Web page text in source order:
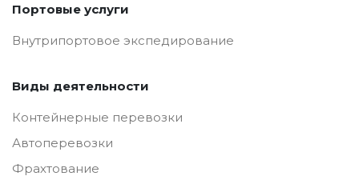
Портовые услуги
Внутрипортовое экспедирование
Виды деятельности
Контейнерные перевозки
Автоперевозки
Фрахтование